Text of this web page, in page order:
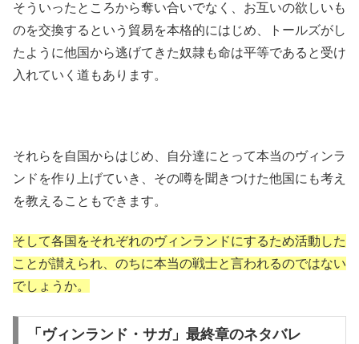
そういったところから奪い合いでなく、お互いの欲しいも
のを交換するという貿易を本格的にはじめ、トールズがし
たように他国から逃げてきた奴隷も命は平等であると受け
入れていく道もあります。
それらを自国からはじめ、自分達にとって本当のヴィンラ
ンドを作り上げていき、その噂を聞きつけた他国にも考え
を教えることもできます。
そして各国をそれぞれのヴィンランドにするため活動した
ことが讃えられ、のちに本当の戦士と言われるのではない
でしょうか。
「ヴィンランド・サガ」最終章のネタバレ